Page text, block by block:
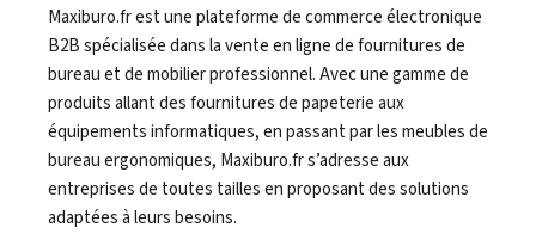
Maxiburo.fr est une plateforme de commerce électronique
B2B spécialisée dans la vente en ligne de fournitures de
bureau et de mobilier professionnel. Avec une gamme de
produits allant des fournitures de papeterie aux
équipements informatiques, en passant par les meubles de
bureau ergonomiques, Maxiburo.fr s’adresse aux
entreprises de toutes tailles en proposant des solutions
adaptées à leurs besoins.